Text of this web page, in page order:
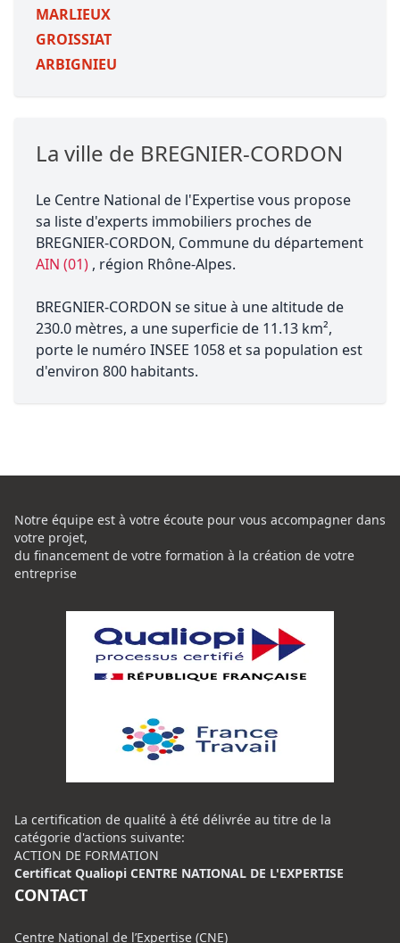
MARLIEUX
GROISSIAT
ARBIGNIEU
La ville de BREGNIER-CORDON
Le Centre National de l'Expertise vous propose
sa liste d'experts immobiliers proches de
BREGNIER-CORDON, Commune du département
AIN (01) , région Rhône-Alpes.
BREGNIER-CORDON se situe à une altitude de
230.0 mètres, a une superficie de 11.13 km²,
porte le numéro INSEE 1058 et sa population est
d'environ 800 habitants.
Notre équipe est à votre écoute pour vous accompagner dans
votre projet,
du financement de votre formation à la création de votre
entreprise
La certification de qualité à été délivrée au titre de la
catégorie d'actions suivante:
ACTION DE FORMATION
Certificat Qualiopi CENTRE NATIONAL DE L'EXPERTISE
CONTACT
Centre National de l’Expertise (CNE)